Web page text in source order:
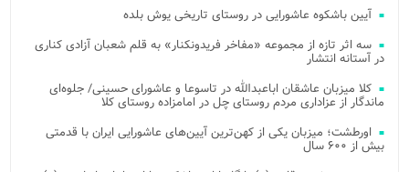
آیین باشکوه عاشورایی در روستای تاریخی یوش بلده
سه اثر تازه از مجموعه «مفاخر فریدونکنار» به قلم شعبان آزادی کناری
در آستانه انتشار
کلا میزبان عاشقان اباعبدالله در تاسوعا و عاشورای حسینی/ جلوه‌ای
ماندگار از عزاداری مردم روستای چل در امامزاده روستای کلا
اورطشت؛ میزبان یکی از کهن‌ترین آیین‌های عاشورایی ایران با قدمتی
بیش از ۶۰۰ سال